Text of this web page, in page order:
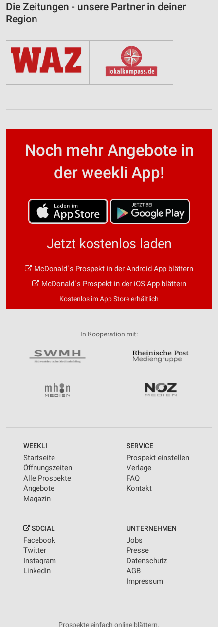
Die Zeitungen - unsere Partner in deiner
Region
Noch mehr Angebote in
der weekli App!
Jetzt kostenlos laden
McDonald´s Prospekt in der Android App blättern
McDonald´s Prospekt in der iOS App blättern
Kostenlos im App Store erhältlich
In Kooperation mit:
WEEKLI
Startseite
Öffnungszeiten
Alle Prospekte
Angebote
Magazin
SERVICE
Prospekt einstellen
Verlage
FAQ
Kontakt
SOCIAL
Facebook
Twitter
Instagram
LinkedIn
UNTERNEHMEN
Jobs
Presse
Datenschutz
AGB
Impressum
Prospekte einfach online blättern.